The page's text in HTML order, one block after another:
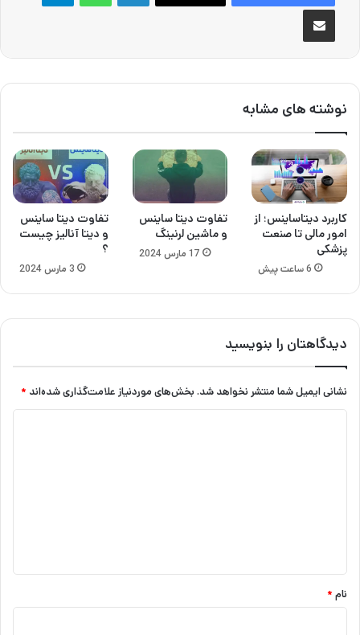
اشتراک گذاری از طریق ایمیل
نوشته های مشابه
کاربرد دیتاساینس؛ از
امور مالی تا صنعت
پزشکی
6 ساعت پیش
تفاوت دیتا ساینس
و ماشین لرنینگ
17 مارس 2024
تفاوت دیتا ساینس
و دیتا آنالیز چیست
؟
3 مارس 2024
دیدگاهتان را بنویسید
نشانی ایمیل شما منتشر نخواهد شد. بخش‌های موردنیاز علامت‌گذاری شده‌اند *
نام *